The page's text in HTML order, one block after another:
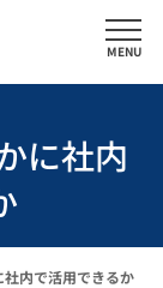
MENU
に社内
内で活用できるか